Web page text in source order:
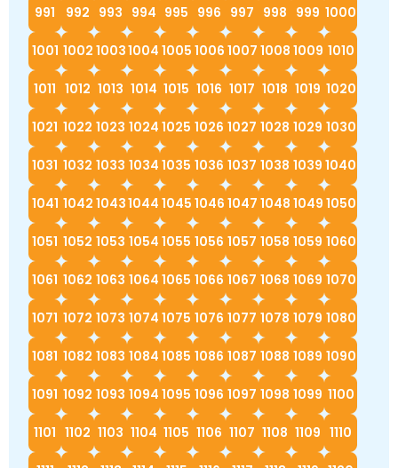
991 992 993 994 995 996 997 998 999 1000
1001 1002 10031004 1005 1006 1007 1008 1009 1010
1011 1012 1013 1014 1015 1016 1017 1018 1019 1020
1021 1022 1023 1024 1025 1026 1027 1028 1029 1030
1031 1032 1033 1034 1035 1036 1037 1038 1039 1040
1041 1042 10431044 1045 1046 1047 1048 1049 1050
1051 1052 1053 1054 1055 1056 1057 1058 1059 1060
1061 1062 1063 1064 1065 1066 1067 1068 1069 1070
1071 1072 1073 1074 1075 1076 1077 1078 1079 1080
1081 1082 1083 1084 1085 1086 1087 1088 1089 1090
1091 1092 1093 1094 1095 1096 1097 1098 1099 1100
1101 1102 1103 1104 1105 1106 1107 1108 1109 1110